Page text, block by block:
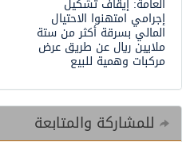
العامة: إيقاف تشكيل
إجرامي امتهنوا الاحتيال
المالي بسرقة أكثر من ستة
ملايين ريال عن طريق عرض
مركبات وهمية للبيع
للمشاركة والمتابعة